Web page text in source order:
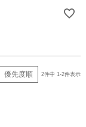
優先度順 2件中 1-2件表示